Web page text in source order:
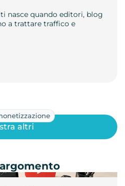
nasce quando editori, blog
a trattare traffico e
altri